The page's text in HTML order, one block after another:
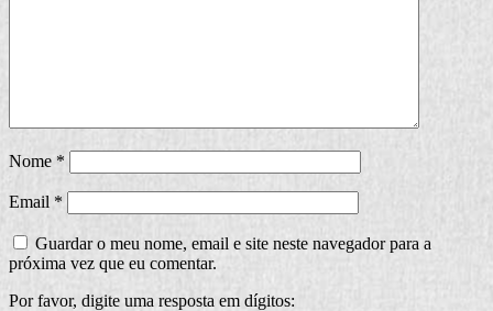
Nome *
Email *
Guardar o meu nome, email e site neste navegador para a
próxima vez que eu comentar.
Por favor, digite uma resposta em dígitos: